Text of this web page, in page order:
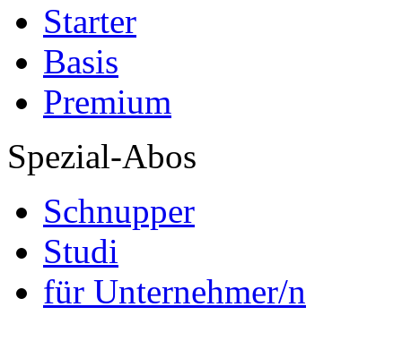
Starter
Basis
Premium
Spezial-Abos
Schnupper
Studi
für Unternehmer/n